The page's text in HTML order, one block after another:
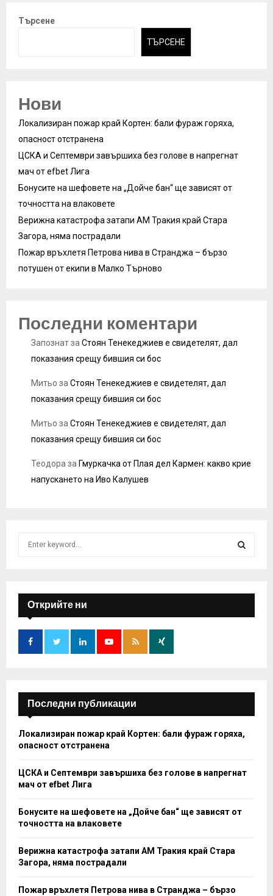
Търсене
ТЪРСЕНЕ
Нови
Локализиран пожар край Кортен: бали фураж горяха,
опасност отстранена
ЦСКА и Септември завършиха без голове в напрегнат
мач от efbet Лига
Бонусите на шефовете на „Дойче бан“ ще зависят от
точността на влаковете
Верижна катастрофа затапи АМ Тракия край Стара
Загора, няма пострадали
Пожар връхлетя Петрова нива в Странджа – бързо
потушен от екипи в Малко Търново
Последни коментари
ЗапознатзаСтоян Тенекеджиев е свидетелят, дал
показания срещу бившия си бос
Митьо заСтоян Тенекеджиев е свидетелят, дал
показания срещу бившия си бос
Митьо заСтоян Тенекеджиев е свидетелят, дал
показания срещу бившия си бос
Теодораза Гмуркачка от Плая дел Кармен: какво крие
напускането на Иво Калушев
f
o
:
E
A
H
Открийте ни
Последни публикации
Локализиран пожар край Кортен: бали фураж горяха,
опасност отстранена
ЦСКА и Септември завършиха без голове в напрегнат
мач от efbet Лига
Бонусите на шефовете на „Дойче бан“ ще зависят от
точността на влаковете
Верижна катастрофа затапи АМ Тракия край Стара
Загора, няма пострадали
Пожар връхлетя Петрова нива в Странджа – бързо